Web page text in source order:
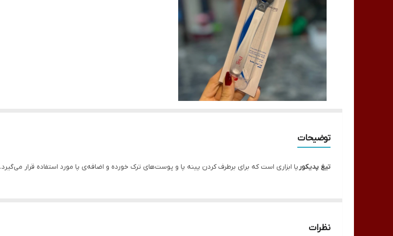
توضیحات
تیغ پدیکورپا ابزاری است که برای برطرف کردن پینه پا و پوست‌های ترک خورده و اضافه‌ی پا مورد استفاده قرار می‌گیرد.
نظرات